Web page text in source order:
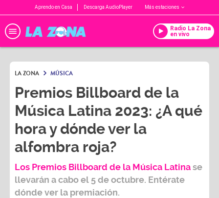
Aprendo en Casa Descarga AudioPlayer Más estaciones
Radio La Zona
en vivo
LA ZONA MÚSICA
Premios Billboard de la
Música Latina 2023: ¿A qué
hora y dónde ver la
alfombra roja?
Los Premios Billboard de la Música Latinase
llevarán a cabo el 5 de octubre. Entérate
dónde ver la premiación.